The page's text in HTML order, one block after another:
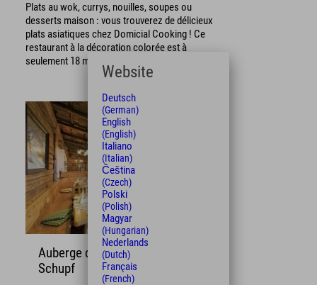
Plats au wok, currys, nouilles, soupes ou
desserts maison : vous trouverez de délicieux
plats asiatiques chez Domicial Cooking ! Ce
restaurant à la décoration colorée est à
seulement 18 minutes à pied de l’hôtel.
Auberge de montagne Grander
Schupf
Website
Deutsch
(German)
English
(English)
Italiano
(Italian)
Čeština
(Czech)
Polski
(Polish)
Magyar
(Hungarian)
Nederlands
(Dutch)
Français
(French)